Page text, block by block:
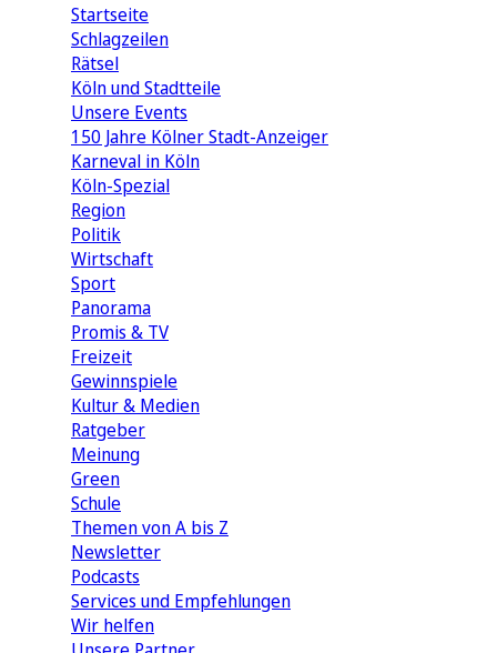
Startseite
Schlagzeilen
Rätsel
Köln und Stadtteile
Unsere Events
150 Jahre Kölner Stadt-Anzeiger
Karneval in Köln
Köln-Spezial
Region
Politik
Wirtschaft
Sport
Panorama
Promis & TV
Freizeit
Gewinnspiele
Kultur & Medien
Ratgeber
Meinung
Green
Schule
Themen von A bis Z
Newsletter
Podcasts
Services und Empfehlungen
Wir helfen